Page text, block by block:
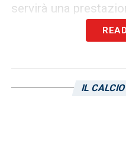
servirà una
prossimo turno di
l’avversario sarà la
IL